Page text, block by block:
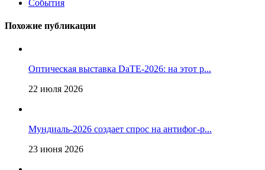
События
Похожие публикации
Оптическая выставка DaTE-2026: на этот р...
22 июля 2026
Мундиаль-2026 создает спрос на антифог-р...
23 июня 2026